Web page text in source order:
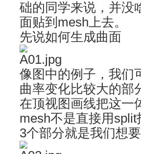
础的同学来说，并没
面贴到mesh上去。
先说如何生成曲面
像图中的例子，我们
曲率变化比较大的部
在顶视图画线把这一
mesh不是直接用
3个部分就是我们想